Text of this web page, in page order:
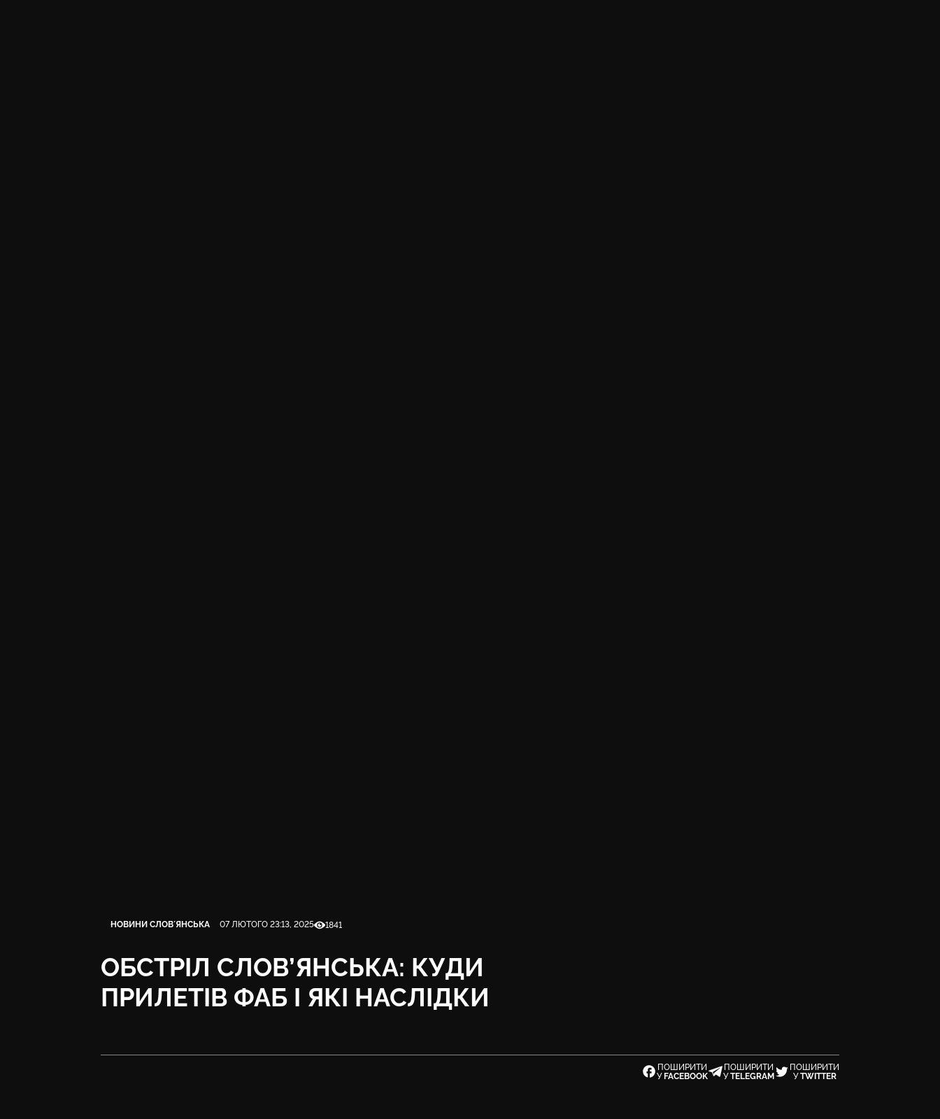
НОВИНИ СЛОВʼЯНСЬКА 07 ЛЮТОГО 23:13, 2025Кількість переглядів
1841
ОБСТРІЛ СЛОВ’ЯНСЬКА: КУДИ
ПРИЛЕТІВ ФАБ І ЯКІ НАСЛІДКИ
ПОШИРИТИ
У FACEBOOK
ПОШИРИТИ
УTELEGRAM
ПОШИРИТИ
УTWITTER